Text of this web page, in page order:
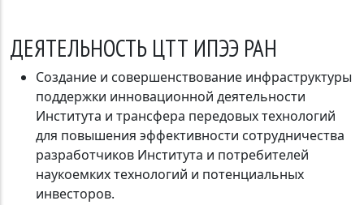
ДЕЯТЕЛЬНОСТЬ ЦТТ ИПЭЭ РАН
Создание и совершенствование инфраструктуры
поддержки инновационной деятельности
Института и трансфера передовых технологий
для повышения эффективности сотрудничества
разработчиков Института и потребителей
наукоемких технологий и потенциальных
инвесторов.